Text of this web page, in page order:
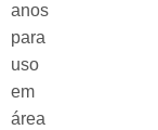
anos
para
uso
em
área